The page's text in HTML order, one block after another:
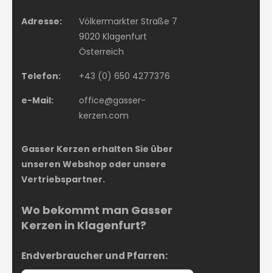
Adresse:
Völkermarkter Straße 7
9020 Klagenfurt
Österreich
Telefon:
+43 (0) 650 4277376
e-Mail:
office@gasser-
kerzen.com
Gasser Kerzen erhalten Sie über
unseren Webshop oder unsere
Vertriebspartner.
Wo bekommt man Gasser
Kerzen in Klagenfurt?
Endverbraucher und Pfarren: